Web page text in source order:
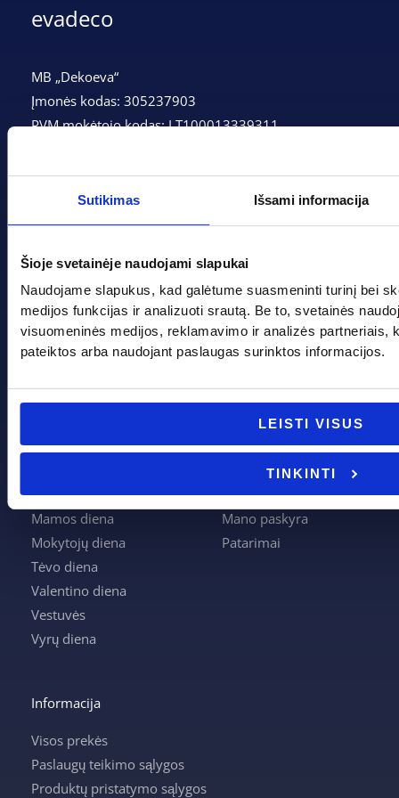
Sutikimas Išsami informacija
Šioje svetainėje naudojami slapukai
Naudojame slapukus, kad galėtume suasmeninti turinį bei
medijos funkcijas ir analizuoti srautą. Be to, svetainės
visuomeninės medijos, reklamavimo ir analizės partneriais,
pateiktos arba naudojant paslaugas surinktos informacijos.
LEISTI VISUS
TINKINTI
evadeco
MB „Dekoeva“
Įmonės kodas: 305237903
PVM mokėtojo kodas: LT100013339311
Telefonas:+370 662 41046
+370 662 41046
info@evadeco.net
Pagal progą
Joninės
Krikštynos
Mamos diena
Mokytojų diena
Tėvo diena
Valentino diena
Vestuvės
Vyrų diena
Pagalba
Apie mus
Apmokėjimas
Kontaktai
Krepšelis
Mano paskyra
Patarimai
Informacija
Visos prekės
Paslaugų teikimo sąlygos
Produktų pristatymo sąlygos